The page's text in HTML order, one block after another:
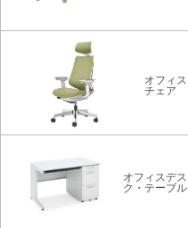
オフィス
チェア
オフィスデス
ク・テーブル